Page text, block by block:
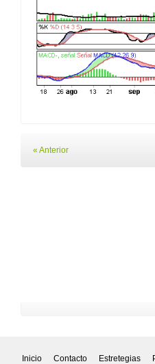
« Anterior
Inicio Contacto Estretegias